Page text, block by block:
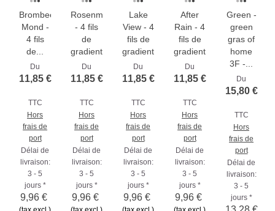
Brombeer
Mond -
4 fils
de...
Du
11,85 €
TTC
Hors
frais de
port
Délai de
livraison:
3 - 5
jours *
9,96 €
Rosenmeer
- 4 fils
de
gradient...
Du
11,85 €
TTC
Hors
frais de
port
Délai de
livraison:
3 - 5
jours *
9,96 €
Lake
View - 4
fils de
gradient...
Du
11,85 €
TTC
Hors
frais de
port
Délai de
livraison:
3 - 5
jours *
9,96 €
After
Rain - 4
fils de
gradient...
Du
11,85 €
TTC
Hors
frais de
port
Délai de
livraison:
3 - 5
jours *
9,96 €
Green -
green
gras of
home
3F -...
Du
15,80 €
TTC
Hors
frais de
port
Délai de
livraison:
3 - 5
jours *